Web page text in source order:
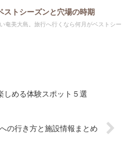
ストシーズンと穴場の時期
奄美大島。旅行へ行くなら何月がベストシー
しめる体験スポット５選
の行き方と施設情報まとめ